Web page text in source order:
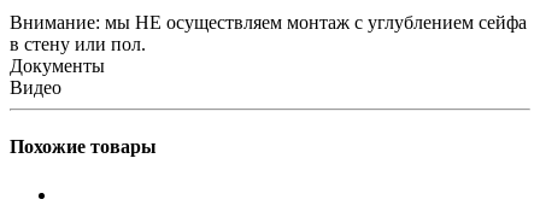
Внимание: мы НЕ осуществляем монтаж с углублением сейфа
в стену или пол.
Документы
Видео
Похожие товары